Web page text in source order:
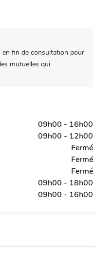
en fin de consultation pour
mutuelles qui
09h00 - 16h00
09h00 - 12h00
Fermé
Fermé
Fermé
09h00 - 18h00
09h00 - 16h00